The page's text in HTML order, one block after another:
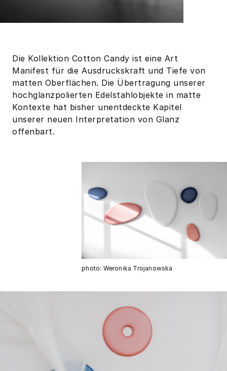
photo: Weronika Trojanowska
Die Kollektion Cotton Candy ist eine Art
Manifest für die Ausdruckskraft und Tiefe von
matten Oberflächen. Die Übertragung unserer
hochglanzpolierten Edelstahlobjekte in matte
Kontexte hat bisher unentdeckte Kapitel
unserer neuen Interpretation von Glanz
offenbart.